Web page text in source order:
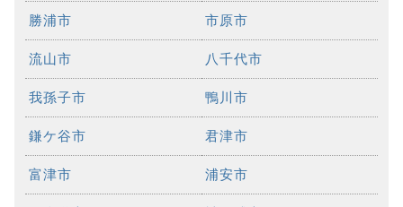
勝浦市 市原市
流山市 八千代市
我孫子市 鴨川市
鎌ケ谷市 君津市
富津市 浦安市